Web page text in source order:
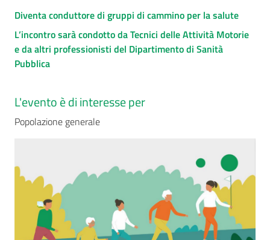
Dedicato
a...
Bandi
e
Diventa conduttore di gruppi di cammino per la salute
L’incontro sarà condotto da Tecnici delle Attività Motorie
e da altri professionisti del Dipartimento di Sanità
Pubblica
L'evento è di interesse per
Popolazione generale